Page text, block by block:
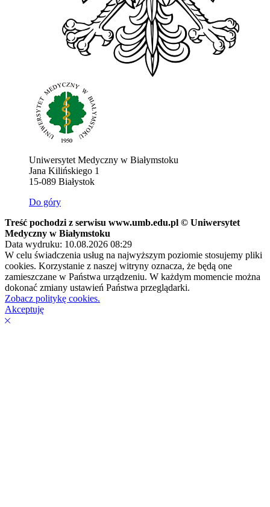
Uniwersytet Medyczny w Białymstoku
Jana Kilińskiego 1
15-089 Białystok
Do góry
Treść pochodzi z serwisu www.umb.edu.pl © Uniwersytet
Medyczny w Białymstoku
Data wydruku: 10.08.2026 08:29
W celu świadczenia usług na najwyższym poziomie stosujemy pliki
cookies. Korzystanie z naszej witryny oznacza, że będą one
zamieszczane w Państwa urządzeniu. W każdym momencie można
dokonać zmiany ustawień Państwa przeglądarki.
Zobacz politykę cookies.
Akceptuję